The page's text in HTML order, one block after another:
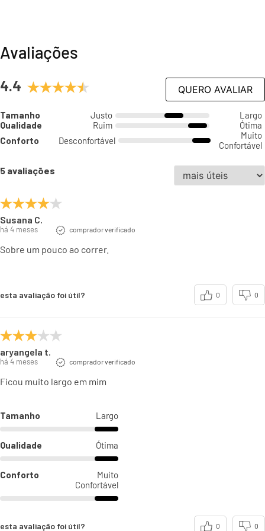
Avaliações
4.4
Tamanho Justo
Largo
Qualidade
Ruim
Ótima
Conforto
Desconfortável
Muito
Confortável
QUERO AVALIAR
5 avaliações
Susana C.
há 4 meses comprador verificado
Sobre um pouco ao correr.
esta avaliação foi útil? 0 0
aryangela t.
há 4 meses comprador verificado
Ficou muito largo em mim
Tamanho Largo
Qualidade Ótima
Conforto
Muito
Confortável
esta avaliação foi útil? 0 0